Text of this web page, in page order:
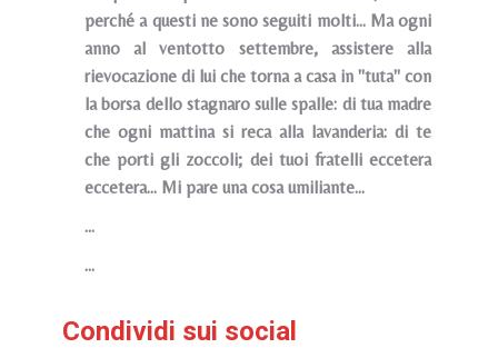
perché a questi ne sono seguiti molti... Ma ogni
anno al ventotto settembre, assistere alla
rievocazione di lui che torna a casa in "tuta" con
la borsa dello stagnaro sulle spalle: di tua madre
che ogni mattina si reca alla lavanderia: di te
che porti gli zoccoli; dei tuoi fratelli eccetera
eccetera... Mi pare una cosa umiliante...
...
...
Condividi sui social